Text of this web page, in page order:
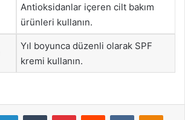
Antioksidanlar içeren cilt bakım
ürünleri kullanın.
Yıl boyunca düzenli olarak SPF
kremi kullanın.
LinkedInTumblr PinterestReddit VKontakte